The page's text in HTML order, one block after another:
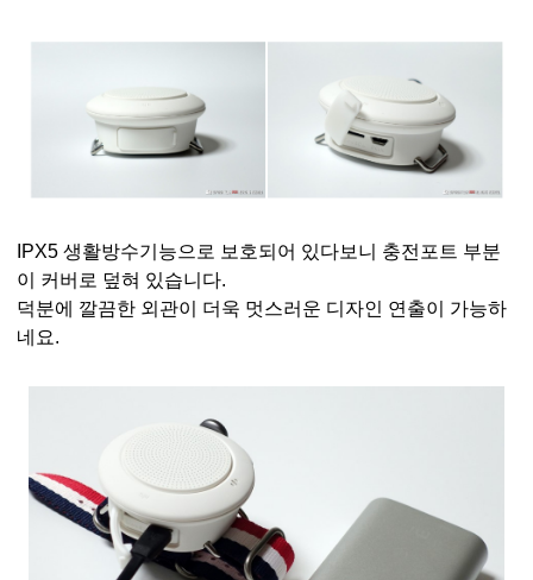
IPX5 생활방수기능으로 보호되어 있다보니 충전포트 부분
이 커버로 덮혀 있습니다.
덕분에 깔끔한 외관이 더욱 멋스러운 디자인 연출이 가능하
네요.